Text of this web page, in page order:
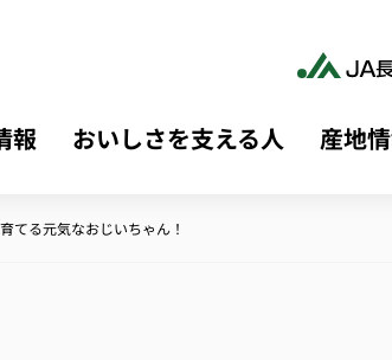
報 おいしさを支える人 産地
てる元気なおじいちゃん！